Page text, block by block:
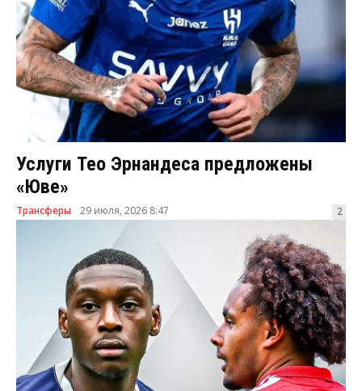
Услуги Тео Эрнандеса предложены
«Юве»
Трансферы 29 июля, 2026 8:47 2